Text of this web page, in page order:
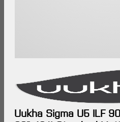
Uukha Sigma U5 ILF